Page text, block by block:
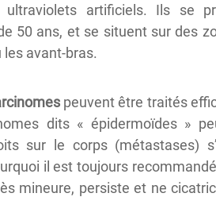
artificiels. Ils se
50 ans, et se situent sur des
avant-bras.
peuvent être traités
dits « épidermoïdes »
sur le corps (métastases)
il est toujours
mineure, persiste et ne